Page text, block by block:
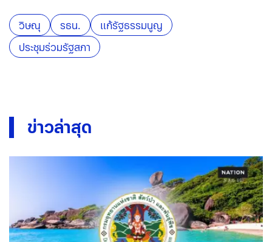
วิษณุ รธน.
แก้รัฐธรรมนูญ
ประชุมร่วมรัฐสภา
ข่าวล่าสุด